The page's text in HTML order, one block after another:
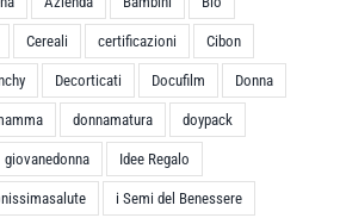
Cereali certificazioni Cibon
Decorticati Docufilm Donna
donnamatura doypack
giovanedonna Idee Regalo
i Semi del Benessere